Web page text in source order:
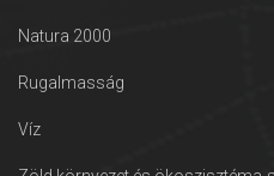
Natura 2000
Rugalmasság
Víz